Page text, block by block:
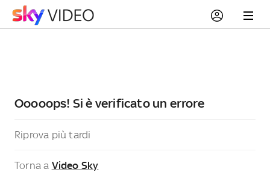
Ooooops! Si è verificato un errore
Riprova più tardi
Torna a Video Sky